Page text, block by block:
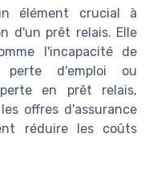
élément crucial à
d'un prêt relais. Elle
l'incapacité de
perte d'emploi ou
en prêt relais,
offres d'assurance
réduire les coûts